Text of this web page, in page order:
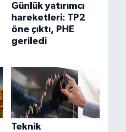
Günlük yatırımcı
hareketleri: TP2
öne çıktı, PHE
geriledi
Teknik